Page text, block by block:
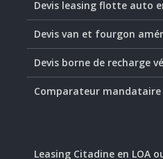
Devis leasing flotte auto
Devis van et fourgon
Devis borne de recharge
Comparateur
Leasing Citadine en LOA